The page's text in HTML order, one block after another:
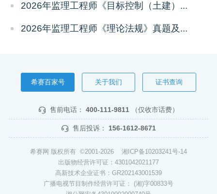
2026年监理工程师《目标控制（土建）...
2026年监理工程师《理论法规》真题及...
希赛百家号 关于我们 证书查询
售前电话： 400-111-9811 （仅收市话费）
售后投诉： 156-1612-8671
希赛网 版权所有 ©2001-2026 湘ICP备10203241号-14
出版物经营许可证：4301042021177
高新技术企业证书：GR202143001539
广播电视节目制作经营许可证： (湘)字00833号